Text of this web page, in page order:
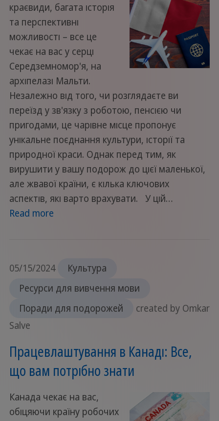
краєвиди, багата історія
та перспективні
можливості – все це
чекає на вас у серці
Середземномор'я, на
архіпелазі Мальти.
Незалежно від того, чи розглядаєте ви
переїзд у зв'язку з роботою, пенсією чи
пригодами, це чарівне місце пропонує
унікальне поєднання культури, історії та
природної краси. Однак перед тим, як
вирушити у вашу подорож до цієї маленької,
але жвавої країни, є кілька ключових
аспектів, які варто врахувати. У цій…
Read more
05/15/2024
Культура
Ресурси для вивчення мови
Поради для подорожей
created by Omkar
Salve
Працевлаштування в Канаді: Все,
що вам потрібно знати
Канада чекає на вас,
обіцяючи країну робочих